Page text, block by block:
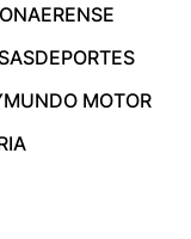
DEPORTES
MUNDO MOTOR